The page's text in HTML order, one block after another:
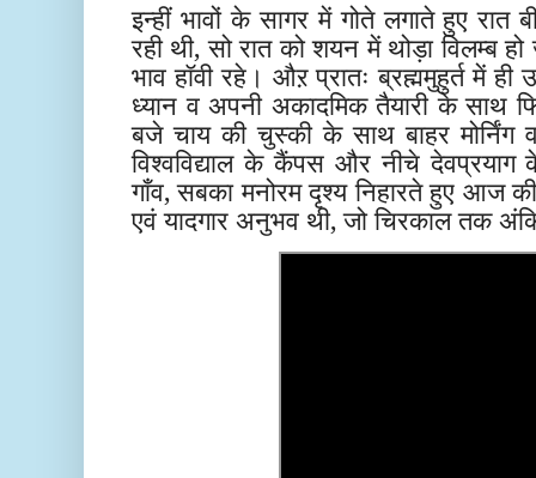
इन्हीं भावों के सागर में गोते लगाते हुए रात
रही थी, सो रात को शयन में थोड़ा विलम्ब
भाव हॉवी रहे। औऱ प्रातः ब्रह्ममुहुर्त में
ध्यान व अपनी अकादमिक तैयारी के साथ
बजे चाय की चुस्की के साथ बाहर मोर्निंग
विश्वविद्याल के कैंपस और नीचे देवप्रयाग
गाँव, सबका मनोरम दृश्य निहारते हुए आज की
एवं यादगार अनुभव थी, जो चिरकाल तक